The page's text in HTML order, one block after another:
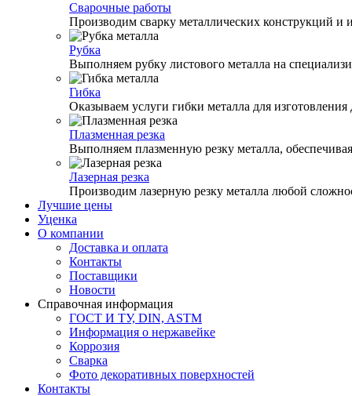
Сварочные работы
Производим сварку металлических конструкций и
Рубка
Выполняем рубку листового металла на
Гибка
Оказываем услуги гибки металла для
Плазменная резка
Выполняем плазменную резку металла,
Лазерная резка
Производим лазерную резку металла любой
Лучшие цены
Уценка
О компании
Доставка и оплата
Контакты
Поставщики
Новости
Справочная информация
ГОСТ И ТУ, DIN, ASTM
Информация о нержавейке
Коррозия
Сварка
Фото декоративных поверхностей
Контакты